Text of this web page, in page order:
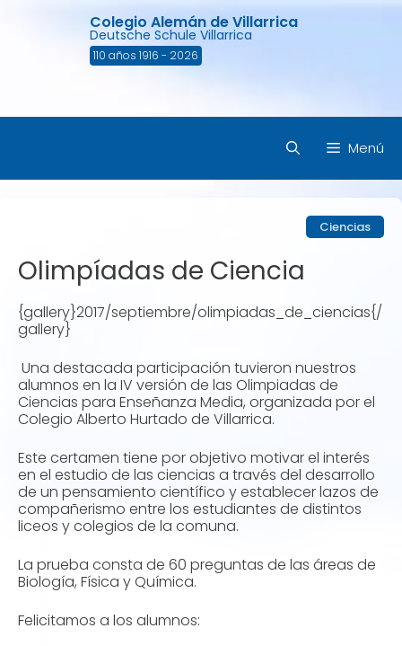
Colegio Alemán de Villarrica
Deutsche Schule Villarrica
110 años 1916 - 2026
Menú
Ciencias
Olimpíadas de Ciencia
{gallery}2017/septiembre/olimpiadas_de_ciencias{/
gallery}
Una destacada participación tuvieron nuestros
alumnos en la IV versión de las Olimpiadas de
Ciencias para Enseñanza Media, organizada por el
Colegio Alberto Hurtado de Villarrica.
Este certamen tiene por objetivo motivar el interés
en el estudio de las ciencias a través del desarrollo
de un pensamiento científico y establecer lazos de
compañerismo entre los estudiantes de distintos
liceos y colegios de la comuna.
La prueba consta de 60 preguntas de las áreas de
Biología, Física y Química.
Felicitamos a los alumnos: